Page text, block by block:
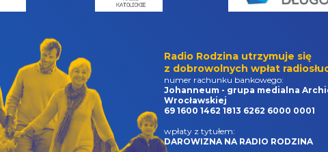
Radio Rodzina utrzymuje się
z dobrowolnych wpłat
numer rachunku bankowego:
Johanneum - grupa medialna
Wrocławskiej
69 1600 1462 1813 6262 6000 0001
wpłaty z tytułem:
DAROWIZNA NA RADIO RODZINA